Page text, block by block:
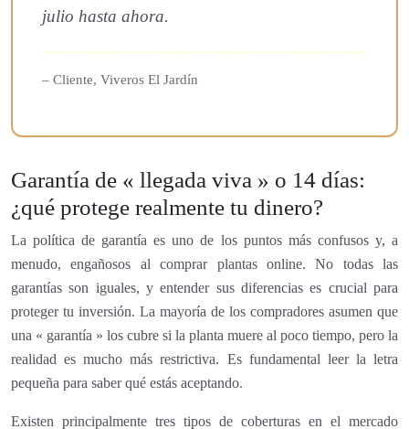
julio hasta ahora.
– Cliente, Viveros El Jardín
Garantía de « llegada viva » o 14 días:
¿qué protege realmente tu dinero?
La política de garantía es uno de los puntos más confusos y, a
menudo, engañosos al comprar plantas online. No todas las
garantías son iguales, y entender sus diferencias es crucial para
proteger tu inversión. La mayoría de los compradores asumen que
una « garantía » los cubre si la planta muere al poco tiempo, pero la
realidad es mucho más restrictiva. Es fundamental leer la letra
pequeña para saber qué estás aceptando.
Existen principalmente tres tipos de coberturas en el mercado